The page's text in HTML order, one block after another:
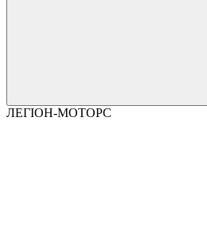
ЛЕГІОН-МОТОРС